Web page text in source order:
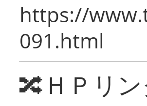
https://
091.html
🔀ＨＰリ